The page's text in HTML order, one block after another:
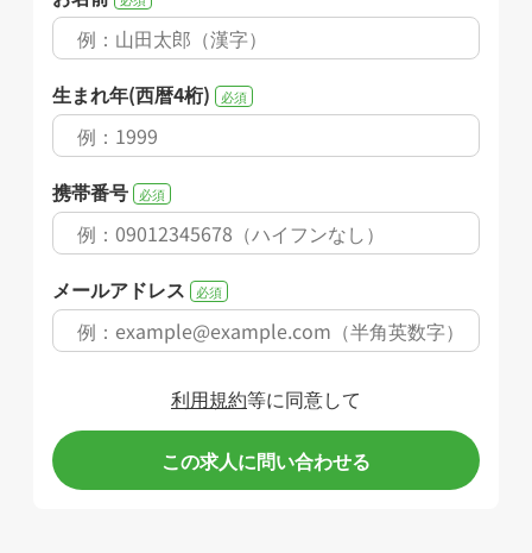
生まれ年(西暦4桁) 必須
携帯番号 必須
メールアドレス 必須
利用規約等に同意して
この求人に問い合わせる